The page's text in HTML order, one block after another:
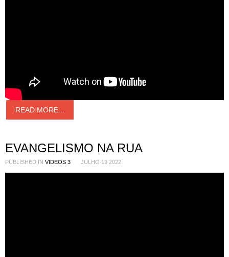
READ MORE...
EVANGELISMO NA RUA
PUBLISHED IN VIDEOS 3 JULHO 19 2022